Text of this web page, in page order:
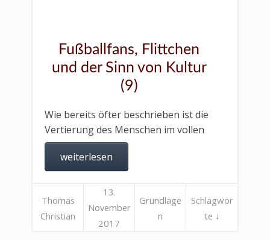
Fußballfans, Flittchen
und der Sinn von Kultur
(9)
Wie bereits öfter beschrieben ist die
Vertierung des Menschen im vollen
weiterlesen
Thomas
Christian
13.
November
2017
Grundlage
n
Schlagwor
te ↓